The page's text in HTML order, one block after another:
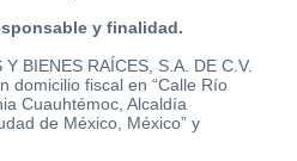
y finalidad.
BIENES RAÍCES, S.A. DE C.V.
domicilio fiscal en “Calle Río
Cuauhtémoc, Alcaldía
de México, México” y